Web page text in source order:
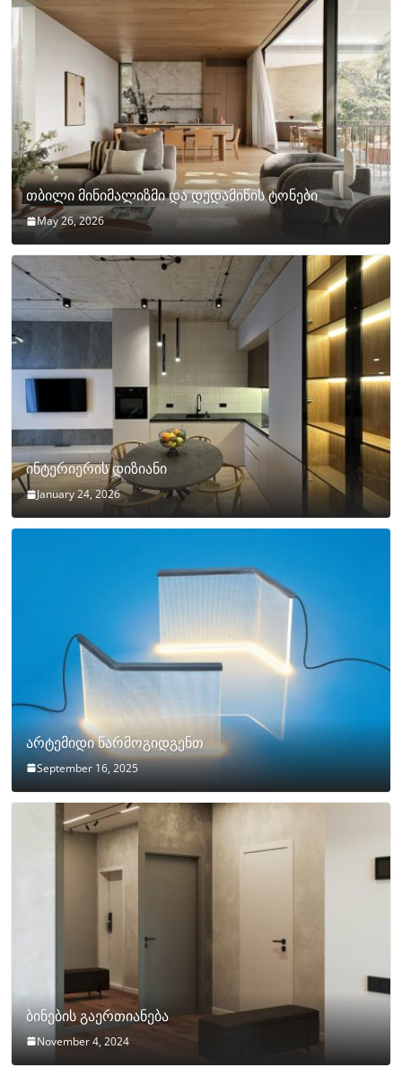
თბილი მინიმალიზმი და დედამიწის ტონები
May 26, 2026
ინტერიერის დიზიანი
January 24, 2026
არტემიდი წარმოგიდგენთ
September 16, 2025
ბინების გაერთიანება
November 4, 2024